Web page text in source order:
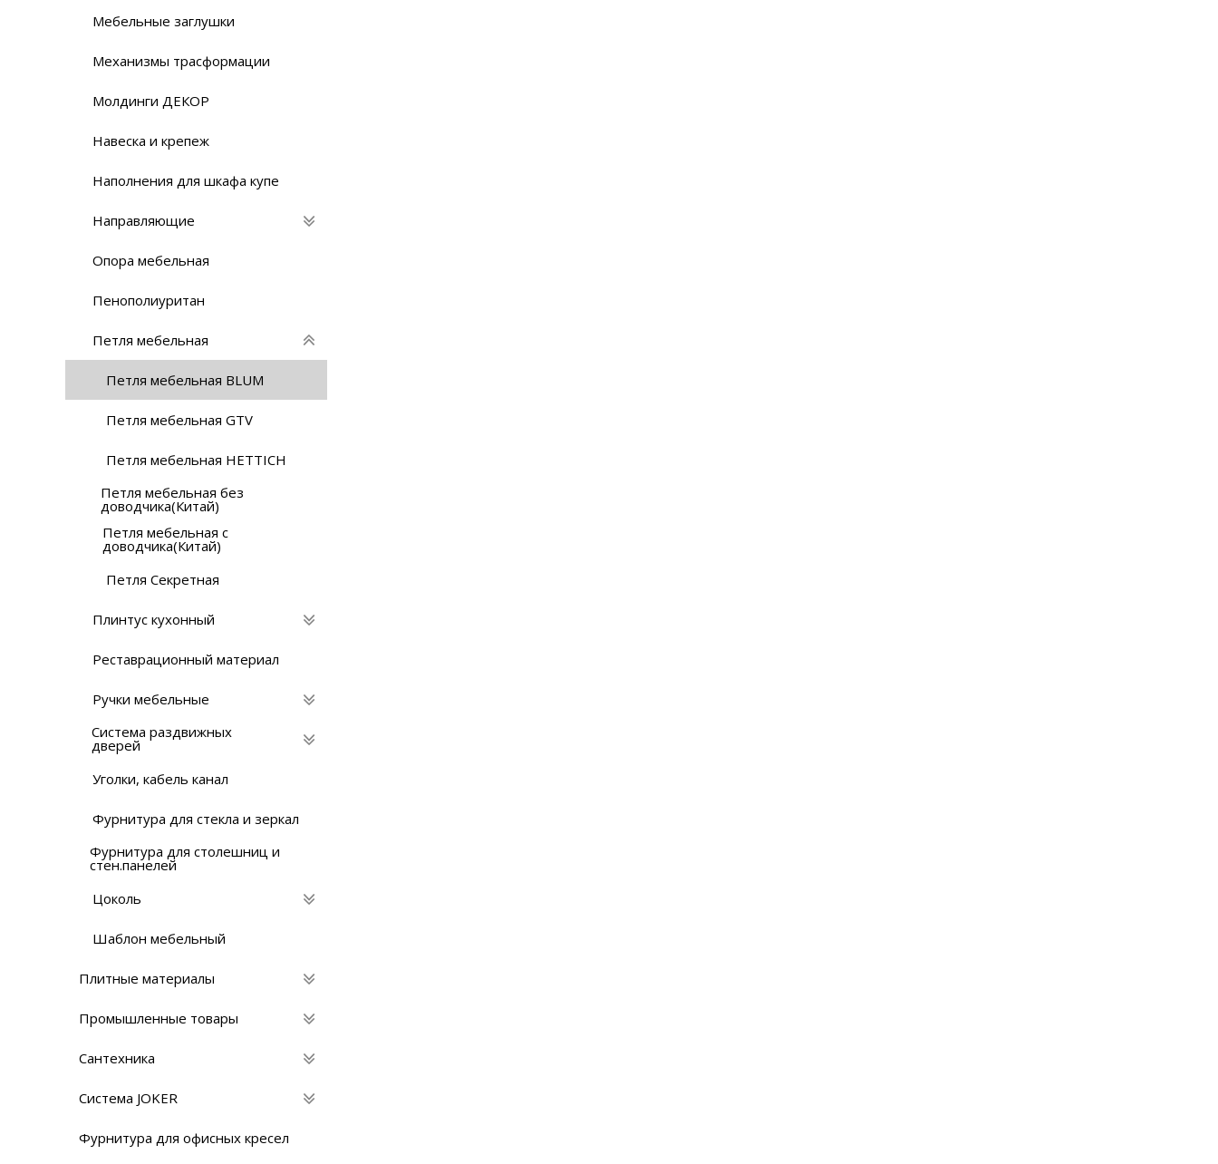
Мебельные заглушки
Механизмы трасформации
Молдинги ДЕКОР
Навеска и крепеж
Наполнения для шкафа купе
Направляющие
Опора мебельная
Пенополиуритан
Петля мебельная
Петля мебельная BLUM
Петля мебельная GTV
Петля мебельная HETTICH
Петля мебельная без
доводчика(Китай)
Петля мебельная с
доводчика(Китай)
Петля Секретная
Плинтус кухонный
Реставрационный материaл
Ручки мебельные
Система раздвижных
дверей
Уголки, кабель канал
Фурнитура для стекла и зеркал
Фурнитура для столешниц и
стен.панелей
Цоколь
Шаблон мебельный
Плитные материалы
Промышленные товары
Сантехника
Система JOKER
Фурнитура для офисных кресел